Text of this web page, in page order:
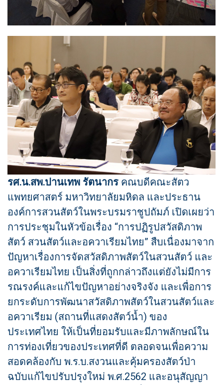
รศ.น.สพ.ปานเทพ รัตนากร คณบดีคณะสัตว
แพทยศาสตร์ มหาวิทยาลัยมหิดล และประธาน
องค์การสวนสัตว์ในพระบรมราชูปถัมภ์ เปิดเผยว่า
การประชุมในหัวข้อเรื่อง “การปฏิรูปสวัสดิภาพ
สัตว์ สวนสัตว์และอควาเรียมไทย” สืบเนื่องมาจาก
ปัญหาเรื่องการจัดสวัสดิภาพสัตว์ในสวนสัตว์ และ
อควาเรียมไทย เป็นสิ่งที่ถูกกล่าวถึงแต่ยังไม่มีการ
รณรงค์และแก้ไขปัญหาอย่างจริงจัง และเพื่อการ
ยกระดับการพัฒนาสวัสดิภาพสัตว์ในสวนสัตว์และ
อควาเรียม (สถานที่แสดงสัตว์น้ำ) ของ
ประเทศไทย ให้เป็นที่ยอมรับและมีภาพลักษณ์ใน
การท่องเที่ยวของประเทศที่ดี ตลอดจนเพื่อความ
สอดคล้องกับ พ.ร.บ.สงวนและคุ้มครองสัตว์ป่า
ฉบับแก้ไขปรับปรุงใหม่ พ.ศ.2562 และอนุสัญญา